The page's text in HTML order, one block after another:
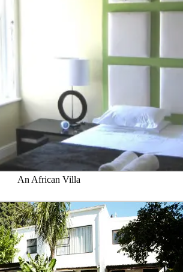
An African Villa